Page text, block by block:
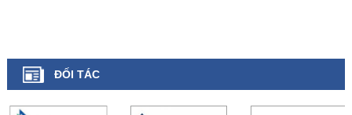
ĐỐI TÁC